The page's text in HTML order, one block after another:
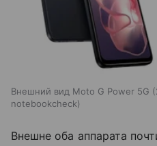
Внешний вид Moto G Power 5G
notebookcheck
Внешне оба аппарата